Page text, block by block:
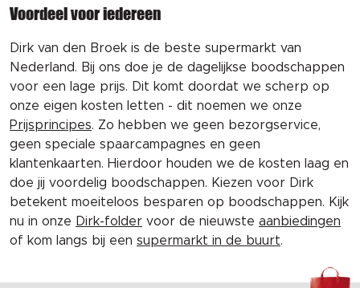
Voordeel voor iedereen
Dirk van den Broek is de beste supermarkt van
Nederland. Bij ons doe je de dagelijkse boodschappen
voor een lage prijs. Dit komt doordat we scherp op
onze eigen kosten letten - dit noemen we onze
Prijsprincipes. Zo hebben we geen bezorgservice,
geen speciale spaarcampagnes en geen
klantenkaarten. Hierdoor houden we de kosten laag en
doe jij voordelig boodschappen. Kiezen voor Dirk
betekent moeiteloos besparen op boodschappen. Kijk
nu in onze Dirk-folder voor de nieuwste aanbiedingen
of kom langs bij een supermarkt in de buurt.